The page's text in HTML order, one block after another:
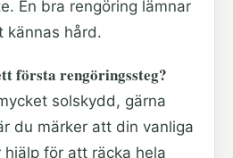
En bra rengöring lämnar
kännas hård.
första rengöringssteg?
solskydd, gärna
du märker att din vanliga
hjälp för att räcka hela